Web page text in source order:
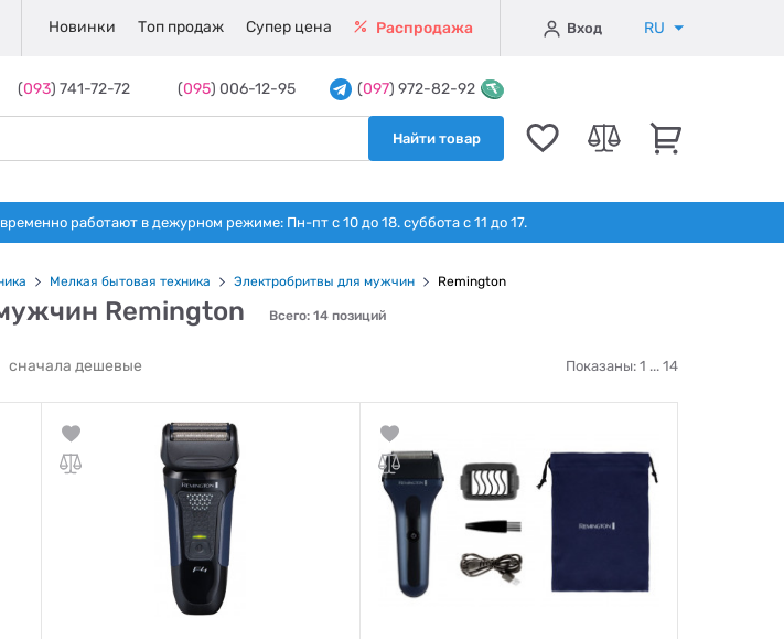
Новинки Топ продаж Супер цена Распродажа Вход RU
(093) 741-72-72 (095) 006-12-95 (097) 972-82-92
Найти товар
работают в дежурном режиме: Пн-пт с 10 до 18. суббота с 11 до 17.
Мелкая бытовая техника Электробритвы для мужчин Remington
Remington Всего: 14 позиций
сначала дешевые Показаны: 1 ... 14